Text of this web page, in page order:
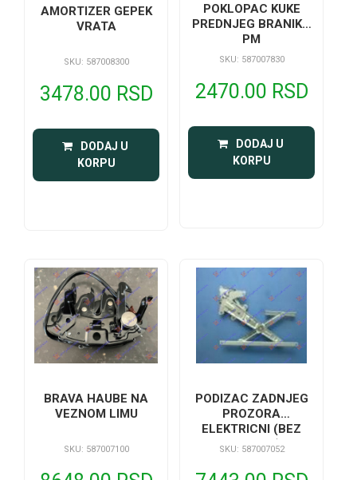
AMORTIZER GEPEK
VRATA
SKU: 587008300
3478.00 RSD
DODAJ U
KORPU
POKLOPAC KUKE
PREDNJEG BRANIKA
PM
SKU: 587007830
2470.00 RSD
DODAJ U
KORPU
BRAVA HAUBE NA
VEZNOM LIMU
SKU: 587007100
PODIZAC ZADNJEG
PROZORA
ELEKTRICNI (BEZ
MOTORA)
SKU: 587007052